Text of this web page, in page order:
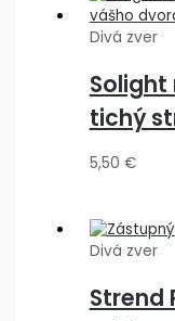
Divá zver
tichý
5,50 €
Divá zver
Strend